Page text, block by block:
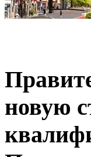
новую